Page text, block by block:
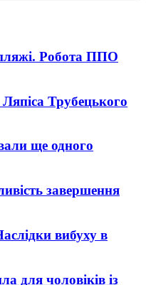
Робота ППО
Ляпіса Трубецького
ще одного
завершення
вибуху в
для чоловіків із